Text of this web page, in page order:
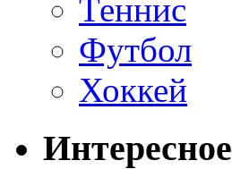
Теннис
Футбол
Хоккей
Интересное